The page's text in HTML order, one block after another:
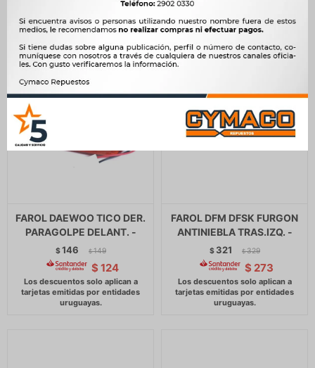
FAROL DAEWOO TICO DER.
PARAGOLPE DELANT. -
$146 $ 149
$ 124
FAROL DFM DFSK FURGON
ANTINIEBLA TRAS.IZQ. -
$ 321 $ 329
$ 273